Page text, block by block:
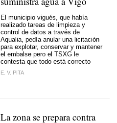
El municipio vigués, que había
realizado tareas de limpieza y
control de datos a través de
Aqualia, pedía anular una licitación
para explotar, conservar y mantener
el embalse pero el TSXG le
contesta que todo está correcto
E. V. PITA
La zona se prepara contra